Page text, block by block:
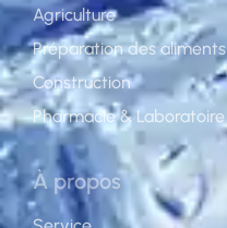
Agriculture
Préparation des aliments
Construction
Pharmacie & Laboratoire
À propos